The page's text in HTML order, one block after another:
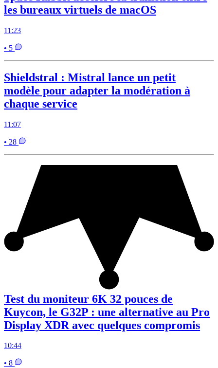
les bureaux virtuels de macOS
11:23
• 5
Shieldstral : Mistral lance un petit
modèle pour adapter la modération à
chaque service
11:07
• 28
Test du moniteur 6K 32 pouces de
Kuycon, le G32P : une alternative au Pro
Display XDR avec quelques compromis
10:44
• 8